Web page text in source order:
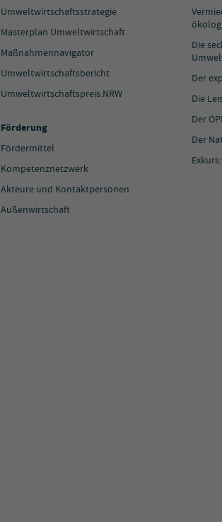
Umweltwirtschaftsstrategie
Masterplan Umweltwirtschaft
Maßnahmennavigator
Umweltwirtschaftsbericht
Umweltwirtschaftspreis.NRW
Förderung
Fördermittel
Kompetenznetzwerk
Akteure und Kontaktpersonen
Außenwirtschaft
Die
Der
Die
Der
Der